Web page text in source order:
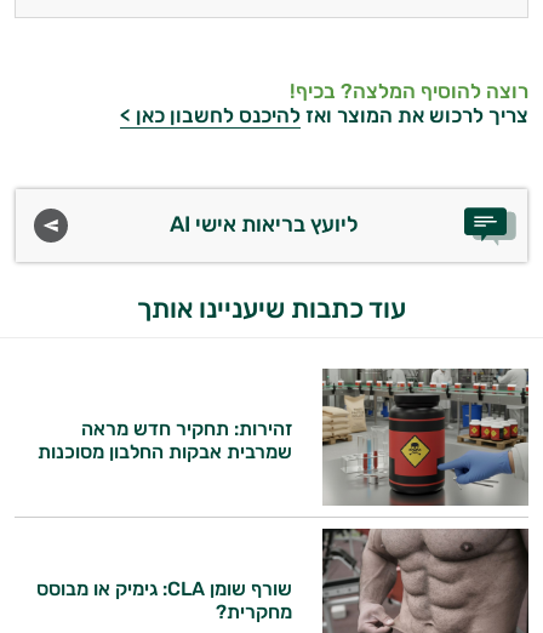
רוצה להוסיף המלצה? בכיף!
צריך לרכוש את המוצר ואז להיכנס לחשבון כאן >
ליועץ בריאות אישי AI
עוד כתבות שיעניינו אותך
זהירות: תחקיר חדש מראה
שמרבית אבקות החלבון מסוכנות
שורף שומן CLA: גימיק או מבוסס
מחקרית?